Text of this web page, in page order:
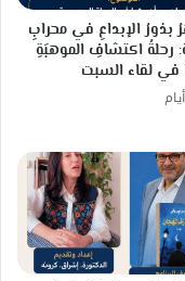
بذورُ الإبداعِ في محرابِ
رحلةُ اكتشافِ الموهبَةِ
في لقاء السبت